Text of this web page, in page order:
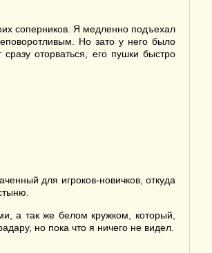
соперников. Я медленно подъехал
Но зато у него было
оторваться, его пушки быстро
для игроков-новичков, откуда
а так же белом кружком, который,
но пока что я ничего не видел.